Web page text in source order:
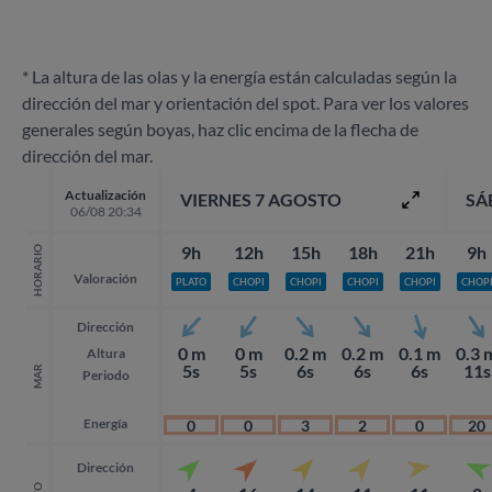
* La altura de las olas y la energía están calculadas según la
dirección del mar y orientación del spot. Para ver los valores
generales según boyas, haz clic encima de la flecha de
dirección del mar.
Actualización
06/08 20:34
HORARIO Valoración
MAR
Dirección
Altura
Periodo
Energía
Dirección
VIERNES 7 AGOSTO
9h
PLATO
0 m
5s
0
12h
CHOPI
0 m
5s
0
15h
CHOPI
0.2 m
6s
3
18h
CHOPI
0.2 m
6s
2
21h
CHOPI
0.1 m
6s
0
9h
CHOPI
0.3
11s
20